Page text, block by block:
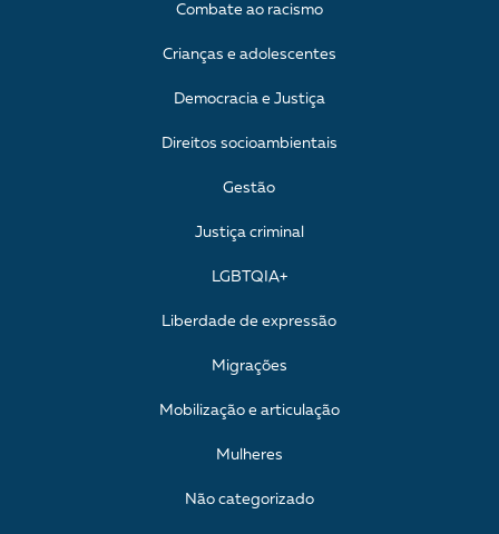
Combate ao racismo
Crianças e adolescentes
Democracia e Justiça
Direitos socioambientais
Gestão
Justiça criminal
LGBTQIA+
Liberdade de expressão
Migrações
Mobilização e articulação
Mulheres
Não categorizado